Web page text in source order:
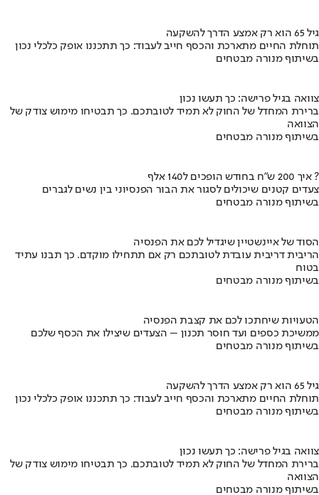
גיל 65 הוא רק אמצע הדרך להשקעה
תוחלת החיים מתארכת והכסף חייב לעבוד: כך תתכננו אופק כלכלי נכון
בשיתוף מנורה מבטחים
צוואה בגיל פרישה: כך תעשו נכון
ברירת המחדל של החוק לא תמיד לטובתכם. כך תבטיחו מימוש צודק של
הצוואה
בשיתוף מנורה מבטחים
איך 200 ש"ח בחודש הופכים ל140 אלף ?
צעדים קטנים שיכולים לסגור את הבור הפנסיוני בין נשים לגברים
בשיתוף מנורה מבטחים
הסוד של איינשטיין שיגדיל לכם את הפנסיה
הריבית דריבית עובדת לטובתכם רק אם תתחילו מוקדם. כך תבנו עתיד
בטוח
בשיתוף מנורה מבטחים
הטעויות שיחתכו לכם את קצבת הפנסיה
ממשיכת כספים ועד חוסר תכנון – הצעדים שיצילו את הכסף שלכם
בשיתוף מנורה מבטחים
גיל 65 הוא רק אמצע הדרך להשקעה
תוחלת החיים מתארכת והכסף חייב לעבוד: כך תתכננו אופק כלכלי נכון
בשיתוף מנורה מבטחים
צוואה בגיל פרישה: כך תעשו נכון
ברירת המחדל של החוק לא תמיד לטובתכם. כך תבטיחו מימוש צודק של
הצוואה
בשיתוף מנורה מבטחים